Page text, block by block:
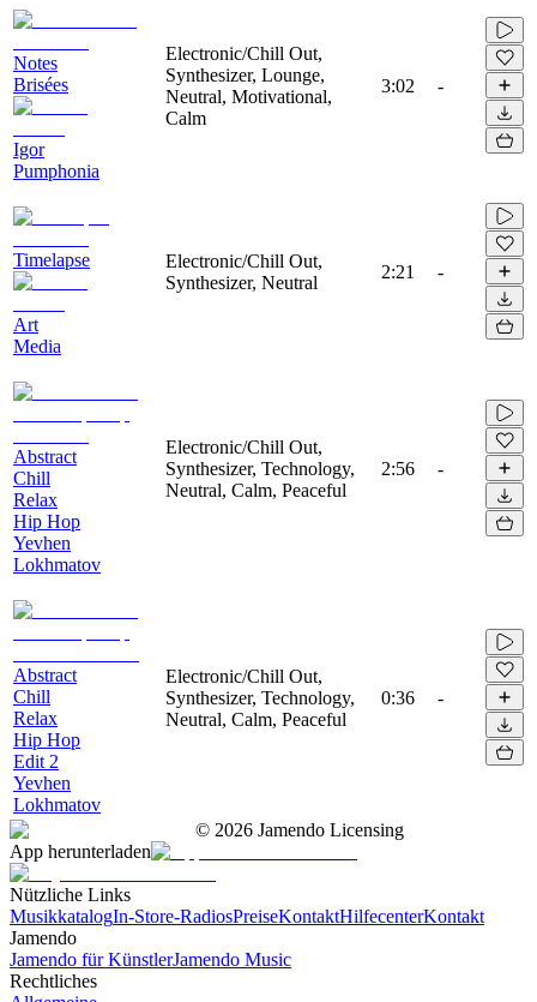
Notes
Brisées
Igor
Pumphonia
Electronic/Chill Out,
Synthesizer, Lounge,
Neutral, Motivational,
Calm
3:02 -
Timelapse
Art
Media
Electronic/Chill Out,
Synthesizer, Neutral
2:21 -
Abstract
Chill
Relax
Hip Hop
Yevhen
Lokhmatov
Electronic/Chill Out,
Synthesizer, Technology,
Neutral, Calm, Peaceful
2:56 -
Abstract
Chill
Relax
Hip Hop
Edit 2
Yevhen
Lokhmatov
Electronic/Chill Out,
Synthesizer, Technology,
Neutral, Calm, Peaceful
0:36 -
© 2026 Jamendo Licensing
App herunterladen
Nützliche Links
MusikkatalogIn-Store-RadiosPreiseKontaktHilfecenterKontakt
Jamendo
Jamendo für KünstlerJamendo Music
Rechtliches